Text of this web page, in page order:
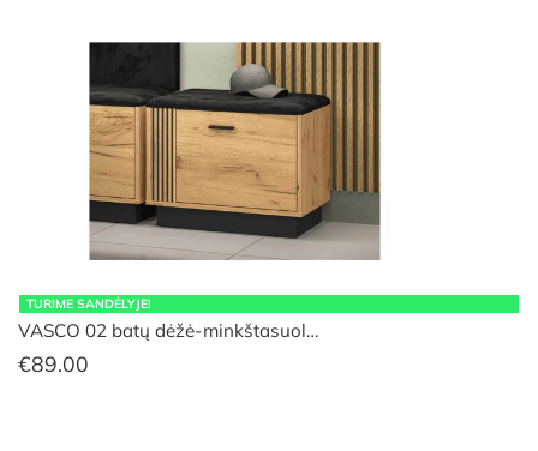
TURIME SANDĖLYJE!
VASCO 02 batų dėžė-minkštasuol…
€89.00